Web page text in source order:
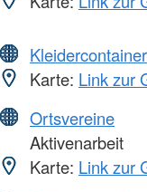
Kleidercontainer
Karte: Link zur
Ortsvereine
Aktivenarbeit
Karte: Link zur